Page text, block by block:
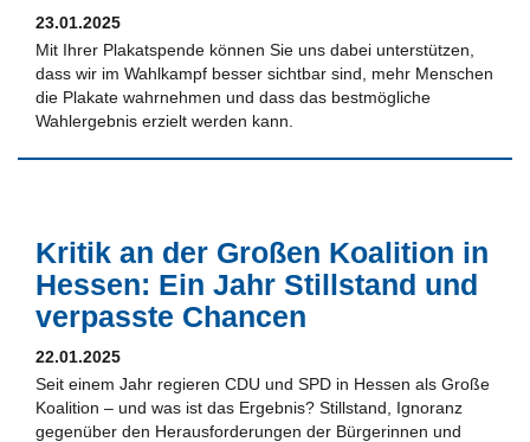
23.01.2025
Mit Ihrer Plakatspende können Sie uns dabei unterstützen,
dass wir im Wahlkampf besser sichtbar sind, mehr Menschen
die Plakate wahrnehmen und dass das bestmögliche
Wahlergebnis erzielt werden kann.
Kritik an der Großen Koalition in
Hessen: Ein Jahr Stillstand und
verpasste Chancen
22.01.2025
Seit einem Jahr regieren CDU und SPD in Hessen als Große
Koalition – und was ist das Ergebnis? Stillstand, Ignoranz
gegenüber den Herausforderungen der Bürgerinnen und